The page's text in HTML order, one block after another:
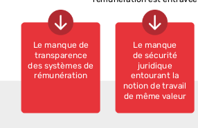
Le manque de
transparence
des systèmes de
rémunération
Le manque
de sécurité
juridique
entourant la
notion detravail
de même valeur